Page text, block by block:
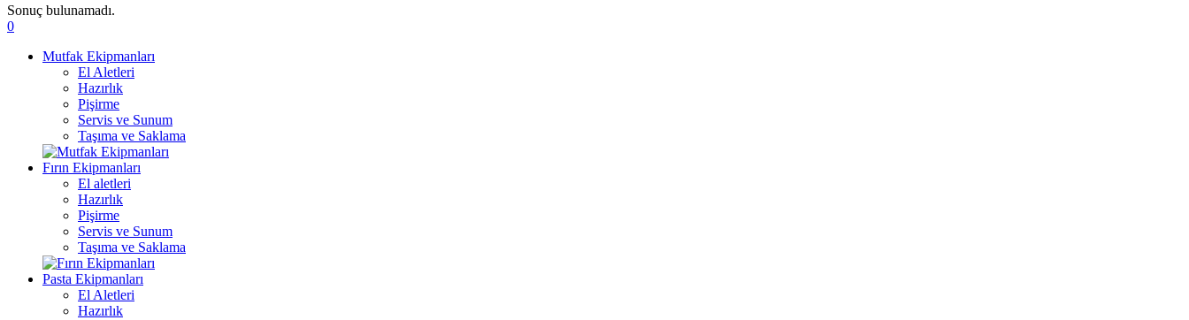
Sonuç bulunamadı.
0
Mutfak Ekipmanları
El Aletleri
Hazırlık
Pişirme
Servis ve Sunum
Taşıma ve Saklama
Fırın Ekipmanları
El aletleri
Hazırlık
Pişirme
Servis ve Sunum
Taşıma ve Saklama
Pasta Ekipmanları
El Aletleri
Hazırlık